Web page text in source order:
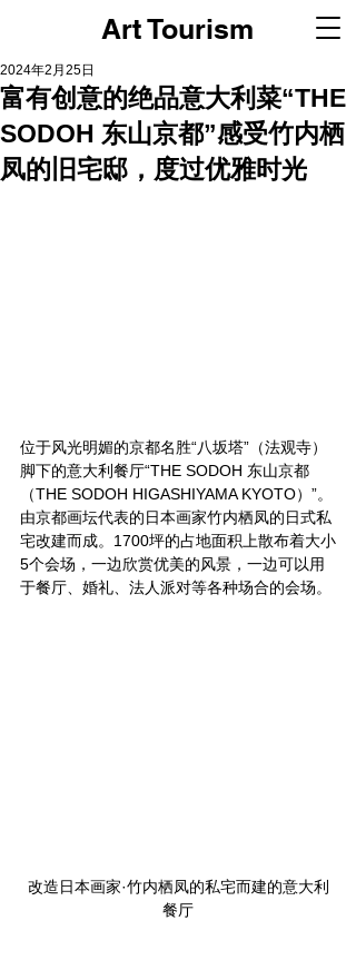
Art Tourism
富有创意的绝品意大利菜“THE
SODOH 东山京都”感受竹内栖
凤的旧宅邸，度过优雅时光
2024年2月25日
位于风光明媚的京都名胜“八坂塔”（法观寺）
脚下的意大利餐厅“THE SODOH 东山京都
（THE SODOH HIGASHIYAMA KYOTO）”。
由京都画坛代表的日本画家竹内栖凤的日式私
宅改建而成。1700坪的占地面积上散布着大小
5个会场，一边欣赏优美的风景，一边可以用
于餐厅、婚礼、法人派对等各种场合的会场。
改造日本画家·竹内栖凤的私宅而建的意大利
餐厅